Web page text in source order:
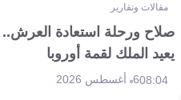
مقالات وتقارير
صلاح ورحلة استعادة العرش..
يعيد الملك لقمة أوروبا
08:046 أغسطس 2026